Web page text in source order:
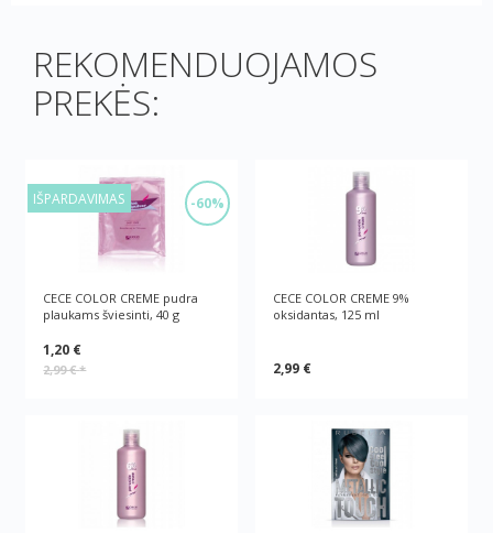
REKOMENDUOJAMOS
PREKĖS:
-60%
IŠPARDAVIMAS
CECE COLOR CREME pudra
plaukams šviesinti, 40 g
1,20 €
2,99 €*
CECE COLOR CREME 9%
oksidantas, 125 ml
2,99 €